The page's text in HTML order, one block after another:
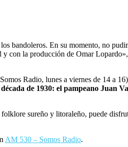
bandoleros. En su momento, no
y con la producción de Omar
Radio, lunes a viernes de 14 a
de 1930: el pampeano Juan
sureño y litoraleño, puede
AM 530 – Somos Radio.